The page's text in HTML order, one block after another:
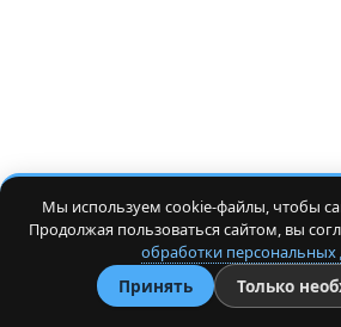
Мы используем cookie-файлы, чтобы
Продолжая пользоваться сайтом, вы
обработки
Принять Только